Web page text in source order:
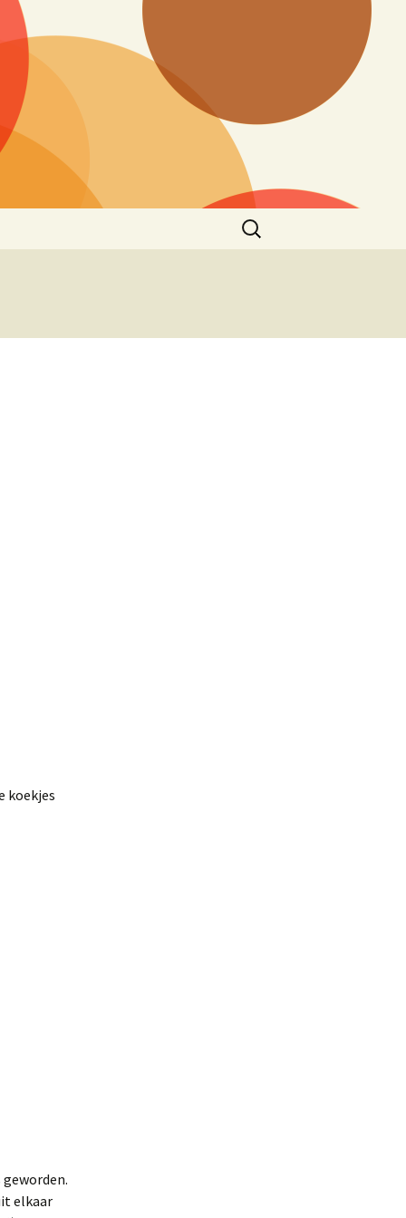
Zoeken
naar:
koekjes
elkaar